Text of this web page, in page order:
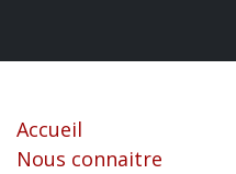
Accueil
Nous connaitre